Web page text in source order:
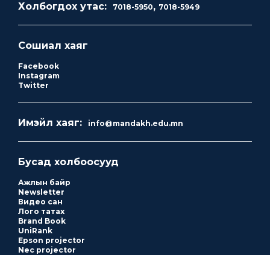
Холбогдох утас: 7018-5950, 7018-5949
Сошиал хаяг
Facebook
Instagram
Twitter
Имэйл хаяг: info@mandakh.edu.mn
Бусад холбоосууд
Ажлын байр
Newsletter
Видео сан
Лого татах
Brand Book
UniRank
Epson projector
Nec projector